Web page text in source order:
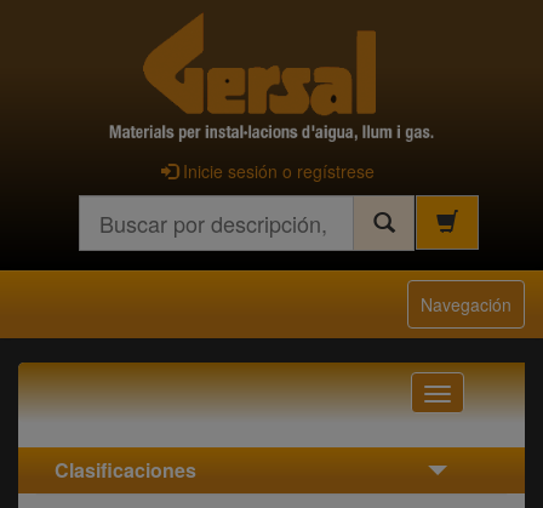
Inicie sesión o regístrese
Navegación
Navegación
Clasificaciones